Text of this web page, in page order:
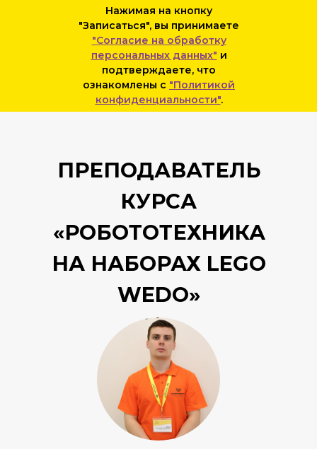
Нажимая на кнопку
"Записаться", вы принимаете
"Согласие на обработку
персональных данных" и
подтверждаете, что
ознакомлены с "Политикой
конфиденциальности".
ПРЕПОДАВАТЕЛЬ
КУРСА
«РОБОТОТЕХНИКА
НА НАБОРАХ LEGO
WEDO»